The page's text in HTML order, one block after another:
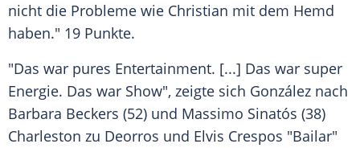
nicht die Probleme wie Christian mit dem Hemd
haben." 19 Punkte.
"Das war pures Entertainment. [...] Das war super
Energie. Das war Show", zeigte sich González nach
Barbara Beckers (52) und Massimo Sinatós (38)
Charleston zu Deorros und Elvis Crespos "Bailar"